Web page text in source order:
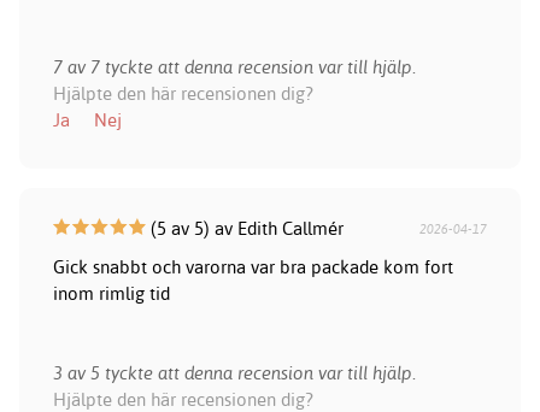
7 av 7 tyckte att denna recension var till hjälp.
Hjälpte den här recensionen dig?
Ja
Nej
(5 av 5) av Edith Callmér 2026-04-17
Gick snabbt och varorna var bra packade kom fort
inom rimlig tid
3 av 5 tyckte att denna recension var till hjälp.
Hjälpte den här recensionen dig?